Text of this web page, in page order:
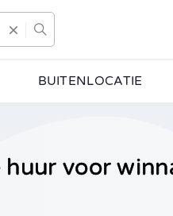
BUITENLOCATIE
voor